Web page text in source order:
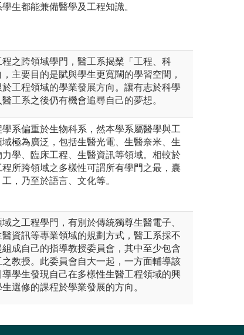
生都能兼備醫學及工程知識。
之跨領域學門，醫工系揭櫫「工程、科
主要目的是賦與學生更寬闊的學習空間，
工程領域的學業發展方向。讓有志於科學
工系之後仍有機會追尋自己的夢想。
系偏重於生物科系，然本學系屬醫學與工
極為廣泛，包括生醫光電、生醫奈米、生
學、臨床工程、生醫資訊等領域。相較於
所跨領域之多樣性可謂所有學門之最，囊
，乃至於語言、文化等。
之工程學門，有別於傳統獨尊生醫電子、
資訊等專業領域的規劃方式，醫工系採不
成自己的指導教授委員會，其中至少包含
教授。此委員會自大一起，一方面輔導該
學生發現自己在多樣性生醫工程領域的興
選修的課程於學業發展的方向。